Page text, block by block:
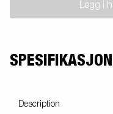
Legg i
Description